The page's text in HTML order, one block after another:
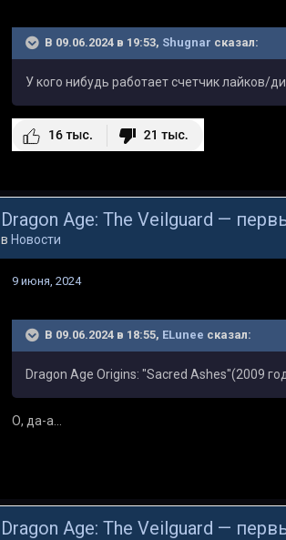
В 09.06.2024 в 19:53, Shugnar сказал:
У кого нибудь работает счетчик лайков/
Dragon Age: The Veilguard —
в Новости
9 июня, 2024
В 09.06.2024 в 18:55, ELunee сказал:
Dragon Age Origins: "Sacred Ashes"(2009
О, да-а...
Dragon Age: The Veilguard —